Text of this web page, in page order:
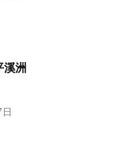
溪洲